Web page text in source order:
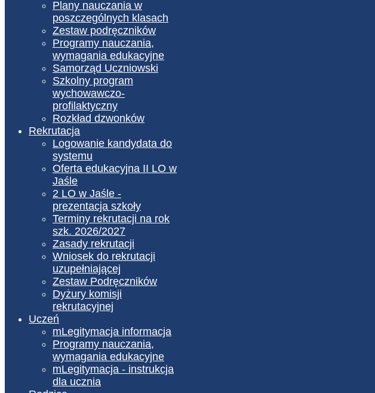
Plany nauczania w
poszczególnych klasach
Zestaw podręczników
Programy nauczania,
wymagania edukacyjne
Samorząd Uczniowski
Szkolny program
wychowawczo-
profilaktyczny
Rozkład dzwonków
Rekrutacja
Logowanie kandydata do
systemu
Oferta edukacyjna II LO w
Jaśle
2 LO w Jaśle -
prezentacja szkoły
Terminy rekrutacji na rok
szk. 2026/2027
Zasady rekrutacji
Wniosek do rekrutacji
uzupełniającej
Zestaw Podręczników
Dyżury komisji
rekrutacyjnej
Uczeń
mLegitymacja informacja
Programy nauczania,
wymagania edukacyjne
mLegitymacja - instrukcja
dla ucznia